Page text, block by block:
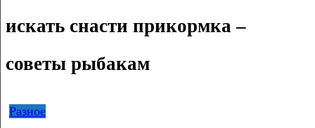
искать снасти прикормка –
советы рыбакам
Разное